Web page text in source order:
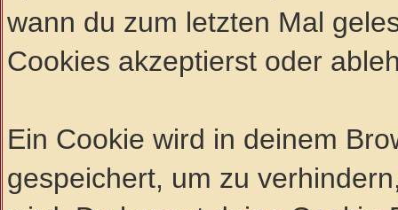
wann du zum letzten Mal
Cookies akzeptierst oder
Ein Cookie wird in deinem
gespeichert, um zu